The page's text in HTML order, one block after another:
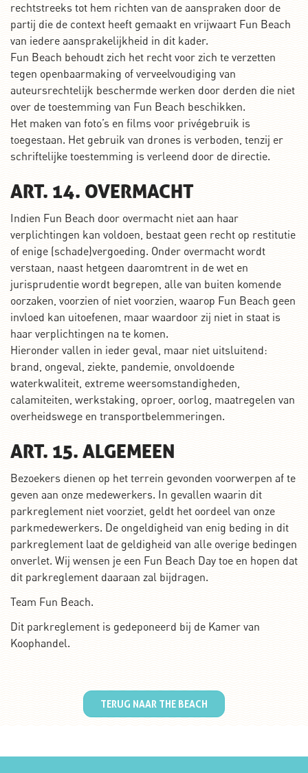
rechtstreeks tot hem richten van de aanspraken door de
partij die de context heeft gemaakt en vrijwaart Fun Beach
van iedere aansprakelijkheid in dit kader.
Fun Beach behoudt zich het recht voor zich te verzetten
tegen openbaarmaking of verveelvoudiging van
auteursrechtelijk beschermde werken door derden die niet
over de toestemming van Fun Beach beschikken.
Het maken van foto’s en films voor privégebruik is
toegestaan. Het gebruik van drones is verboden, tenzij er
schriftelijke toestemming is verleend door de directie.
ART. 14. OVERMACHT
Indien Fun Beach door overmacht niet aan haar
verplichtingen kan voldoen, bestaat geen recht op restitutie
of enige (schade)vergoeding. Onder overmacht wordt
verstaan, naast hetgeen daaromtrent in de wet en
jurisprudentie wordt begrepen, alle van buiten komende
oorzaken, voorzien of niet voorzien, waarop Fun Beach geen
invloed kan uitoefenen, maar waardoor zij niet in staat is
haar verplichtingen na te komen.
Hieronder vallen in ieder geval, maar niet uitsluitend:
brand, ongeval, ziekte, pandemie, onvoldoende
waterkwaliteit, extreme weersomstandigheden,
calamiteiten, werkstaking, oproer, oorlog, maatregelen van
overheidswege en transportbelemmeringen.
ART. 15. ALGEMEEN
Bezoekers dienen op het terrein gevonden voorwerpen af te
geven aan onze medewerkers. In gevallen waarin dit
parkreglement niet voorziet, geldt het oordeel van onze
parkmedewerkers. De ongeldigheid van enig beding in dit
parkreglement laat de geldigheid van alle overige bedingen
onverlet. Wij wensen je een Fun Beach Day toe en hopen dat
dit parkreglement daaraan zal bijdragen.
Team Fun Beach.
Dit parkreglement is gedeponeerd bij de Kamer van
Koophandel.
TERUG NAAR THE BEACH